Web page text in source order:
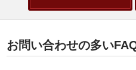
お問い合わせの多い